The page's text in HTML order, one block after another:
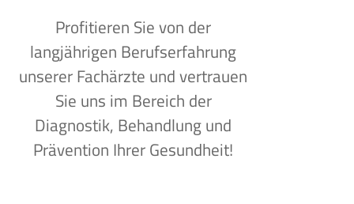
Profitieren Sie von der
langjährigen Berufserfahrung
unserer Fachärzte und vertrauen
Sie uns im Bereich der
Diagnostik, Behandlung und
Prävention Ihrer Gesundheit!